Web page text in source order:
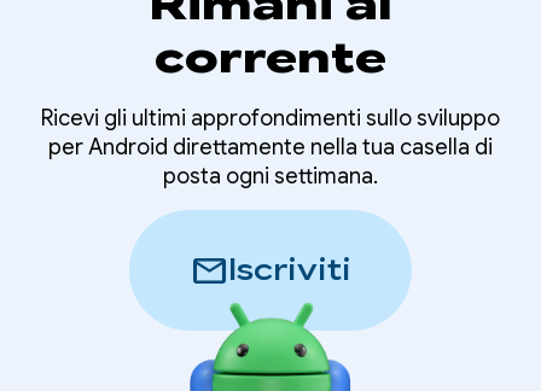
corrente
Ricevi gli ultimi approfondimenti sullo sviluppo
per Android direttamente nella tua casella di
posta ogni settimana.
mailIscriviti